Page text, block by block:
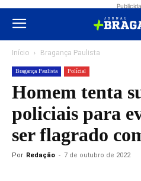
Início Bragança Paulista
Bragança Paulista Polícial
Homem tenta
policiais para
ser flagrado
Por Redação - 7 de outubro de 2022